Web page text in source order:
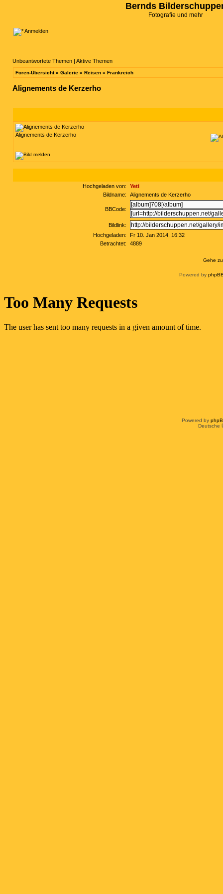
Bernds
Fotografie und mehr
Anmelden
Unbeantwortete Themen | Aktive Themen
Foren-Übersicht» Galerie » Reisen » Frankreich
Alignements de Kerzerho
Alignements de Kerzerho
Hochgeladen von:
Yeti
Bildname:
Alignements de Kerzerho
BBCode:
Bildlink:
Hochgeladen:
Fr 10. Jan 2014, 16:32
Betrachtet:
4889
Gehe
Powered by
Powered by
Deutsche